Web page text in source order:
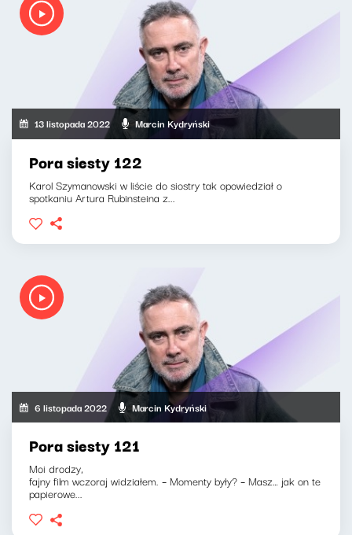
13 listopada 2022 Marcin Kydryński
Pora siesty 122
Karol Szymanowski w liście do siostry tak opowiedział o
spotkaniu Artura Rubinsteina z...
6 listopada 2022 Marcin Kydryński
Pora siesty 121
Moi drodzy,
fajny film wczoraj widziałem. – Momenty były? – Masz… jak on te
papierowe...